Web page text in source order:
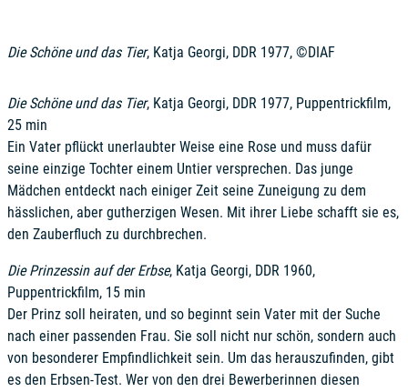
Die Schöne und das Tier, Katja Georgi, DDR 1977, ©DIAF
Die Schöne und das Tier, Katja Georgi, DDR 1977, Puppentrickfilm,
25 min
Ein Vater pflückt unerlaubter Weise eine Rose und muss dafür
seine einzige Tochter einem Untier versprechen. Das junge
Mädchen entdeckt nach einiger Zeit seine Zuneigung zu dem
hässlichen, aber gutherzigen Wesen. Mit ihrer Liebe schafft sie es,
den Zauberfluch zu durchbrechen.
Die Prinzessin auf der Erbse, Katja Georgi, DDR 1960,
Puppentrickfilm, 15 min
Der Prinz soll heiraten, und so beginnt sein Vater mit der Suche
nach einer passenden Frau. Sie soll nicht nur schön, sondern auch
von besonderer Empfindlichkeit sein. Um das herauszufinden, gibt
es den Erbsen-Test. Wer von den drei Bewerberinnen diesen